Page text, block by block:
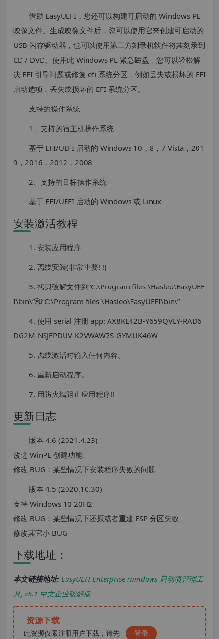
借助 EasyUEFI，您还可以构建可启动的 Windows PE
映像文件。生成映像文件后，您可以使用它来创建可启动的
USB 闪存驱动器，也可以使用第三方刻录机软件将其刻录到
CD / DVD。使用此 Windows PE 紧急磁盘，您可以轻松解
决 EFI 引导问题或修复 efi 系统分区，例如丢失或损坏的 EFI
启动选项，丢失或损坏的 EFI 系统分区。
支持的操作系统
1、支持的宿主机操作系统
基于 EFI/UEFI 启动的 Windows 10，8，7 Vista，201
9，2016，2012，2008
2、支持的目标操作系统
基于 EFI/UEFI 启动的 Windows 或 Linux
安装激活教程
1. 安装应用程序
2. 离线安装(非常重要! !)
3. 拷贝破解文件到“C:\Program files \Hasleo\EasyUEF
I\bin\”和“C:\Program files \Hasleo\EasyUEFI\bin\”
4. 使用 serial 注册 app: AX8KE42B-Y659QVLY-RAD6
DG2M-NSJEPDUV-K2VWAW7S-GYMUK46W
5. 离线激活时输入任何内容。
6. 重新启动程序。
7. 用防火墙阻止应用程序!!
更新日志
版本 4.6 (2021.4.23)
改进 WinPE 创建功能
修改 BUG：某些情况下安装程序失败的问题
版本 4.5 (2020.10.30)
支持 Windows 10 20H2
修改 BUG：某些情况下还原或者重建 ESP 分区失败
修改其它小 BUG
下载地址：
本文链接地址: EasyUEFI Enterprise (windows 启动项管理工
具) v5.1 中文企业破解版
资源下载
此资源仅限注册用户下载，请先 登录